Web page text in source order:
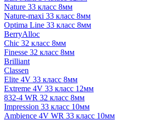
Nature 33 класс 8мм
Nature-maxi 33 класс 8мм
Optima Line 33 класс 8мм
BerryAlloc
Chic 32 класс 8мм
Finesse 32 класс 8мм
Brilliant
Classen
Elite 4V 33 класс 8мм
Extreme 4V 33 класс 12мм
832-4 WR 32 класс 8мм
Impression 33 класс 10мм
Ambience 4V WR 33 класс 10мм